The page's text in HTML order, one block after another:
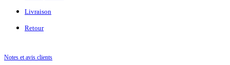
Livraison
Retour
Notes et avis clients